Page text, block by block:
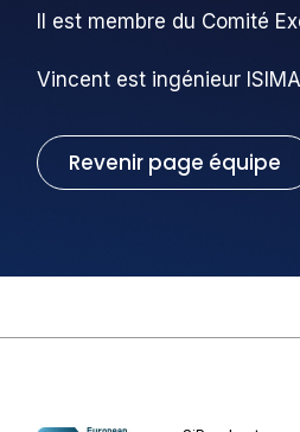
Il est membre du Comité
Vincent est ingénieur
Revenir page équipe